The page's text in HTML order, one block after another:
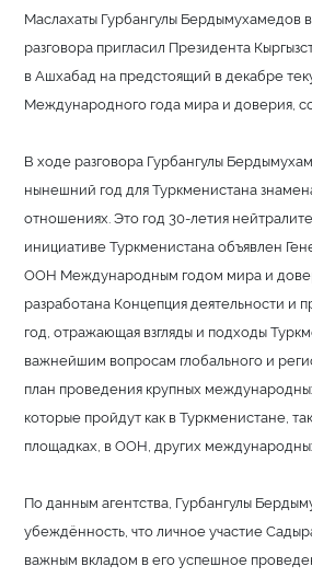
Маслахаты Гурбангулы Бердымухамедов
разговора пригласил Президента
в Ашхабад на предстоящий в декабре
Международного года мира и доверия,
В ходе разговора Гурбангулы
нынешний год для Туркменистана
отношениях. Это год 30-летия
инициативе Туркменистана объявлен
ООН Международным годом мира и
разработана Концепция деятельности и
год, отражающая взгляды и подходы
важнейшим вопросам глобального и
план проведения крупных
которые пройдут как в Туркменистане,
площадках, в ООН, других
По данным агентства, Гурбангулы
убеждённость, что личное участие
важным вкладом в его успешное